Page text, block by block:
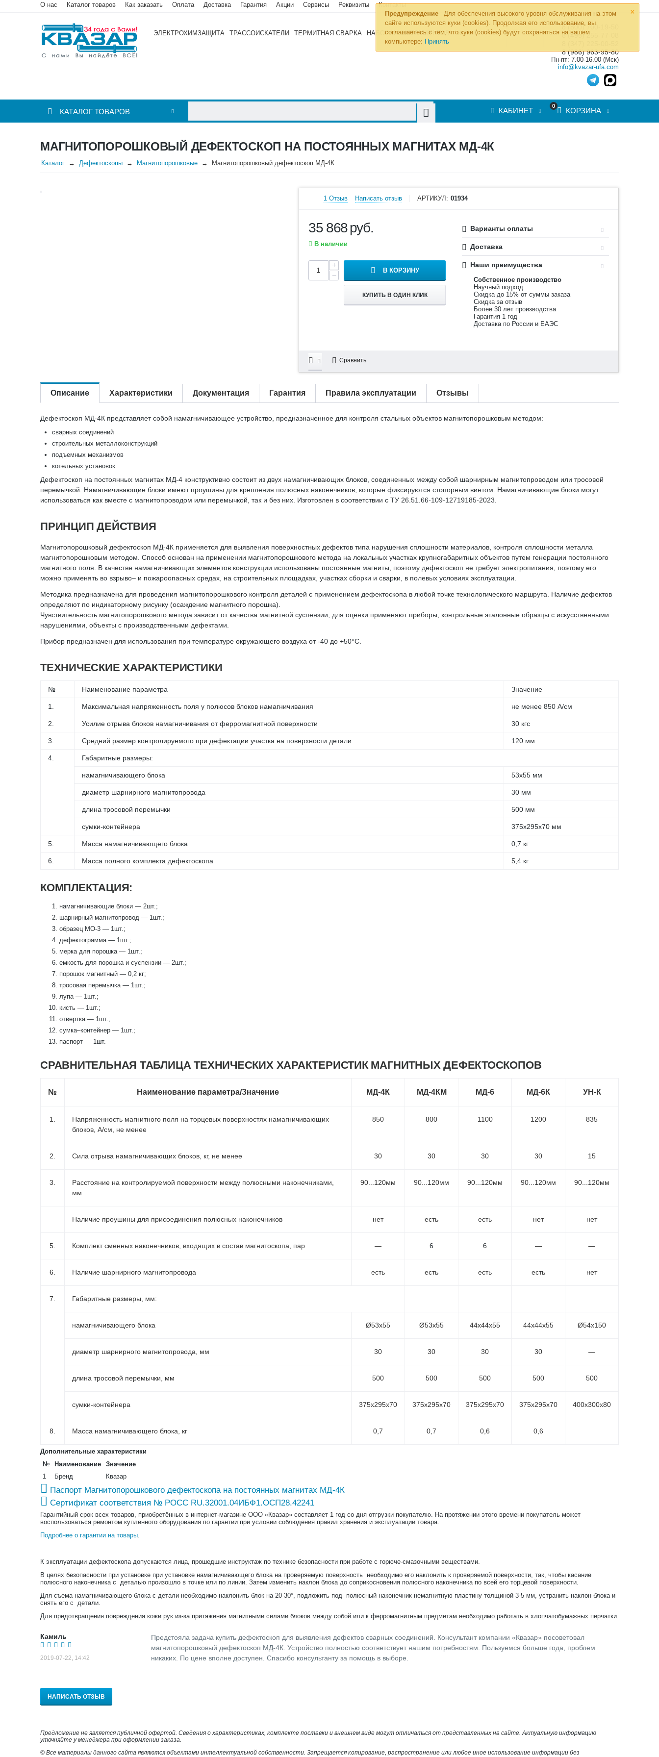
×
Предупреждение
Для обеспечения высокого уровня обслуживания на этом
сайте используются куки (cookies). Продолжая его использование, вы
соглашаетесь с тем, что куки (cookies) будут сохраняться на вашем
компьютере: Принять
О нас Каталог товаров Как заказать Оплата Доставка Гарантия Акции Сервисы Реквизиты Контакты
ЭЛЕКТРОХИМЗАЩИТА ТРАССОИСКАТЕЛИ ТЕРМИТНАЯ СВАРКА НАБОРЫ ИНСТРУМЕНТОВ »
8 (800) 700-19-50
8 (495) 255-77-08
8 (986) 963-95-80
Пн-пт: 7.00-16.00 (Мск)
info@kvazar-ufa.com
КАТАЛОГ ТОВАРОВ
0
КОРЗИНА
КАБИНЕТ
МАГНИТОПОРОШКОВЫЙ ДЕФЕКТОСКОП НА ПОСТОЯННЫХ МАГНИТАХ МД-4К
Каталог Дефектоскопы Магнитопорошковые Магнитопорошковый дефектоскоп МД-4К
1 Отзыв Написать отзыв АРТИКУЛ: 01934
35 868руб.
В наличии
+
−
В КОРЗИНУ
КУПИТЬ В ОДИН КЛИК
Варианты оплаты
Доставка
Наши преимущества
Собственное производство
Научный подход
Скидка до 15% от суммы заказа
Скидка за отзыв
Более 30 лет производства
Гарантия 1 год
Доставка по России и ЕАЭС
Сравнить
Описание Характеристики Документация Гарантия Правила эксплуатации Отзывы
Дефектоскоп МД-4К представляет собой намагничивающее устройство, предназначенное для контроля стальных объектов магнитопорошковым методом:
сварных соединений
строительных металлоконструкций
подъемных механизмов
котельных установок
Дефектоскоп на постоянных магнитах МД-4 конструктивно состоит из двух намагничивающих блоков, соединенных между собой шарнирным магнитопроводом или тросовой
перемычкой. Намагничивающие блоки имеют проушины для крепления полюсных наконечников, которые фиксируются стопорным винтом. Намагничивающие блоки могут
использоваться как вместе с магнитопроводом или перемычкой, так и без них. Изготовлен в соответствии с ТУ 26.51.66-109-12719185-2023.
ПРИНЦИП ДЕЙСТВИЯ
Магнитопорошковый дефектоскоп МД-4К применяется для выявления поверхностных дефектов типа нарушения сплошности материалов, контроля сплошности металла
магнитопорошковым методом. Способ основан на применении магнитопорошкового метода на локальных участках крупногабаритных объектов путем генерации постоянного
магнитного поля. В качестве намагничивающих элементов конструкции использованы постоянные магниты, поэтому дефектоскоп не требует электропитания, поэтому его
можно применять во взрыво– и пожароопасных средах, на строительных площадках, участках сборки и сварки, в полевых условиях эксплуатации.
Методика предназначена для проведения магнитопорошкового контроля деталей с применением дефектоскопа в любой точке технологического маршрута. Наличие дефектов
определяют по индикаторному рисунку (осаждение магнитного порошка).
Чувствительность магнитопорошкового метода зависит от качества магнитной суспензии, для оценки применяют приборы, контрольные эталонные образцы с искусственными
нарушениями, объекты с производственными дефектами.
Прибор предназначен для использования при температуре окружающего воздуха от -40 до +50°С.
ТЕХНИЧЕСКИЕ ХАРАКТЕРИСТИКИ
№ Наименование параметра Значение
1. Максимальная напряженность поля у полюсов блоков намагничивания не менее 850 А/см
2. Усилие отрыва блоков намагничивания от ферромагнитной поверхности 30 кгс
3. Средний размер контролируемого при дефектации участка на поверхности детали 120 мм
4. Габаритные размеры:
намагничивающего блока 53х55 мм
диаметр шарнирного магнитопровода 30 мм
длина тросовой перемычки 500 мм
сумки-контейнера 375х295х70 мм
5. Масса намагничивающего блока 0,7 кг
6. Масса полного комплекта дефектоскопа 5,4 кг
КОМПЛЕКТАЦИЯ:
намагничивающие блоки — 2шт.;
шарнирный магнитопровод — 1шт.;
образец МО-3 — 1шт.;
дефектограмма — 1шт.;
мерка для порошка — 1шт.;
емкость для порошка и суспензии — 2шт.;
порошок магнитный — 0,2 кг;
тросовая перемычка — 1шт.;
лупа — 1шт.;
кисть — 1шт.;
отвертка — 1шт.;
сумка–контейнер — 1шт.;
паспорт — 1шт.
СРАВНИТЕЛЬНАЯ ТАБЛИЦА ТЕХНИЧЕСКИХ ХАРАКТЕРИСТИК МАГНИТНЫХ ДЕФЕКТОСКОПОВ
№ Наименование параметра/Значение МД-4К МД-4КМ МД-6 МД-6К УН-К
1.
Напряженность магнитного поля на торцевых поверхностях намагничивающих
блоков, А/см, не менее
850 800 1100 1200 835
2. Сила отрыва намагничивающих блоков, кг, не менее 30 30 30 30 15
3.
Расстояние на контролируемой поверхности между полюсными наконечниками,
мм
90...120мм 90...120мм 90...120мм 90...120мм 90...120мм
Наличие проушины для присоединения полюсных наконечников нет есть есть нет нет
5. Комплект сменных наконечников, входящих в состав магнитоскопа, пар — 6 6 — —
6. Наличие шарнирного магнитопровода есть есть есть есть нет
7. Габаритные размеры, мм:
намагничивающего блока Ø53х55 Ø53х55 44х44х55 44х44х55 Ø54х150
диаметр шарнирного магнитопровода, мм 30 30 30 30 —
длина тросовой перемычки, мм 500 500 500 500 500
сумки-контейнера 375х295х70 375х295х70 375х295х70 375х295х70 400х300х80
8. Масса намагничивающего блока, кг 0,7 0,7 0,6 0,6
Дополнительные характеристики
№
Наименование
Значение
1
Бренд Квазар
Паспорт Магнитопорошкового дефектоскопа на постоянных магнитах МД-4К
Сертификат соответствия № РОСС RU.32001.04ИБФ1.ОСП28.42241
Гарантийный срок всех товаров, приобретённых в интернет-магазине ООО «Квазар» составляет 1 год со дня отгрузки покупателю. На протяжении этого времени покупатель может
воспользоваться ремонтом купленного оборудования по гарантии при условии соблюдения правил хранения и эксплуатации товара.
Подробнее о гарантии на товары.
К эксплуатации дефектоскопа допускаются лица, прошедшие инструктаж по технике безопасности при работе с горюче-смазочными веществами.
В целях безопасности при установке при установке намагничивающего блока на проверяемую поверхность необходимо его наклонить к проверяемой поверхности, так, чтобы касание
полюсного наконечника с деталью произошло в точке или по линии. Затем изменить наклон блока до соприкосновения полюсного наконечника по всей его торцевой поверхности.
Для съема намагничивающего блока с детали необходимо наклонить блок на 20-30°, подложить под полюсный наконечник немагнитную пластину толщиной 3-5 мм, устранить наклон блока и
снять его с детали.
Для предотвращения повреждения кожи рук из-за притяжения магнитными силами блоков между собой или к ферромагнитным предметам необходимо работать в хлопчатобумажных перчатки.
Камиль
2019-07-22, 14:42
Предстояла задача купить дефектоскоп для выявления дефектов сварных соединений. Консультант компании «Квазар» посоветовал
магнитопорошковый дефектоскоп МД-4К. Устройство полностью соответствует нашим потребностям. Пользуемся больше года, проблем
никаких. По цене вполне доступен. Спасибо консультанту за помощь в выборе.
НАПИСАТЬ ОТЗЫВ
Предложение не является публичной офертой. Сведения о характеристиках, комплекте поставки и внешнем виде могут отличаться от представленных на сайте. Актуальную информацию
уточняйте у менеджера при оформлении заказа.
© Все материалы данного сайта являются объектами интеллектуальной собственности. Запрещается копирование, распространение или любое иное использование информации без